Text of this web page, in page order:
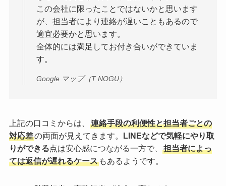
この会社に限ったことではないかと思います
が、担当者により連絡が遅いこともあるので
適宜必要かと思います。
全体的には満足してお付き合いができていま
す。
Google マップ（T NOGU）
上記の口コミからは、
連絡手段の利便性と担当者ごとの
対応差の両面が見えてきます。
LINEなどで気軽にやり取
りができる点は安心感につながる一方で、
担当者によっ
ては返信が遅れるケースもあるようです。